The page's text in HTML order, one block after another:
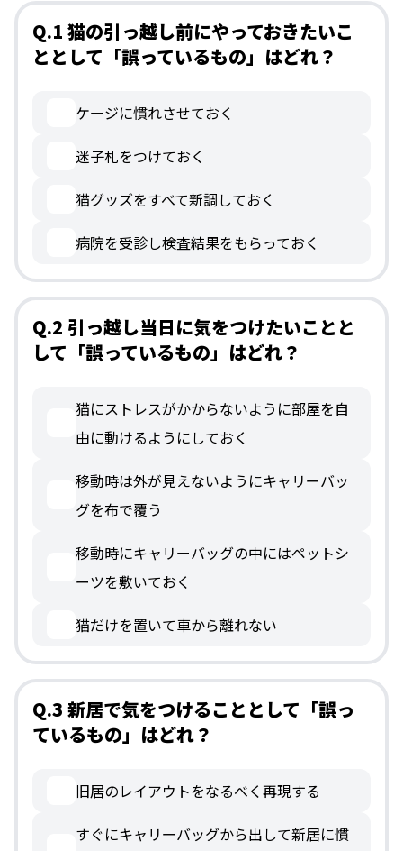
Q.1 猫の引っ越し前にやっておきたいこ
ととして「誤っているもの」はどれ？
ケージに慣れさせておく
迷子札をつけておく
猫グッズをすべて新調しておく
病院を受診し検査結果をもらっておく
Q.2 引っ越し当日に気をつけたいことと
して「誤っているもの」はどれ？
猫にストレスがかからないように部屋を自
由に動けるようにしておく
移動時は外が見えないようにキャリーバッ
グを布で覆う
移動時にキャリーバッグの中にはペットシ
ーツを敷いておく
猫だけを置いて車から離れない
Q.3 新居で気をつけることとして「誤っ
ているもの」はどれ？
旧居のレイアウトをなるべく再現する
すぐにキャリーバッグから出して新居に慣